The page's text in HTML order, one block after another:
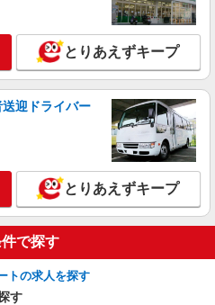
とりあえずキープ
迎ドライバー
とりあえずキープ
で探す
トの求人を探す
す